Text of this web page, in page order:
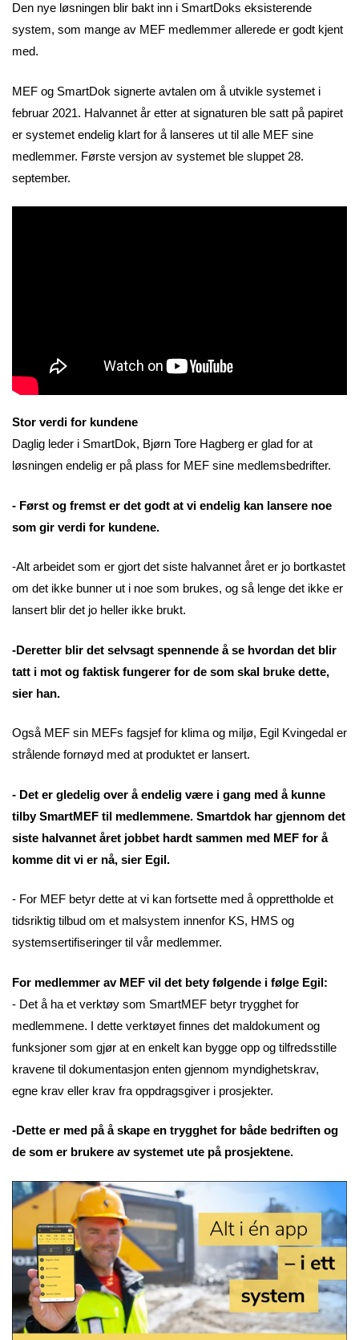
Den nye løsningen blir bakt inn i SmartDoks eksisterende
system, som mange av MEF medlemmer allerede er godt kjent
med.
MEF og SmartDok signerte avtalen om å utvikle systemet i
februar 2021. Halvannet år etter at signaturen ble satt på papiret
er systemet endelig klart for å lanseres ut til alle MEF sine
medlemmer. Første versjon av systemet ble sluppet 28.
september.
Stor verdi for kundene
Daglig leder i SmartDok, Bjørn Tore Hagberg er glad for at
løsningen endelig er på plass for MEF sine medlemsbedrifter.
- Først og fremst er det godt at vi endelig kan lansere noe
som gir verdi for kundene.
-Alt arbeidet som er gjort det siste halvannet året er jo bortkastet
om det ikke bunner ut i noe som brukes, og så lenge det ikke er
lansert blir det jo heller ikke brukt.
-Deretter blir det selvsagt spennende å se hvordan det blir
tatt i mot og faktisk fungerer for de som skal bruke dette,
sier han.
Også MEF sin MEFs fagsjef for klima og miljø, Egil Kvingedal er
strålende fornøyd med at produktet er lansert.
- Det er gledelig over å endelig være i gang med å kunne
tilby SmartMEF til medlemmene. Smartdok har gjennom det
siste halvannet året jobbet hardt sammen med MEF for å
komme dit vi er nå, sier Egil.
- For MEF betyr dette at vi kan fortsette med å opprettholde et
tidsriktig tilbud om et malsystem innenfor KS, HMS og
systemsertifiseringer til vår medlemmer.
For medlemmer av MEF vil det bety følgende i følge Egil:
- Det å ha et verktøy som SmartMEF betyr trygghet for
medlemmene. I dette verktøyet finnes det maldokument og
funksjoner som gjør at en enkelt kan bygge opp og tilfredsstille
kravene til dokumentasjon enten gjennom myndighetskrav,
egne krav eller krav fra oppdragsgiver i prosjekter.
-Dette er med på å skape en trygghet for både bedriften og
de som er brukere av systemet ute på prosjektene.